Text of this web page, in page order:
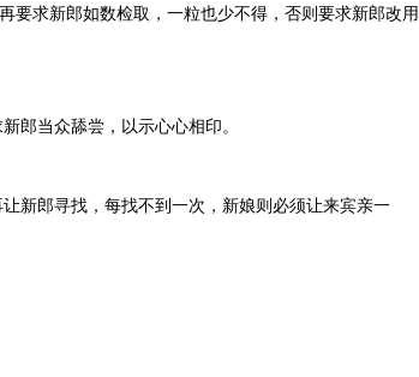
要求新郎如数检取，一粒也少不得，否则要求新郎改用
郎当众舔尝，以示心心相印。​
新郎寻找，每找不到一次，新娘则必须让来宾亲一